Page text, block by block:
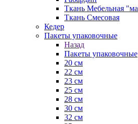
Ткань Мебельная
Ткань Смесовая
Кедер
Пакеты упаковочные
Назад
Пакеты упаковочные
20 см
22 см
23 см
25 см
28 см
30 см
32 см